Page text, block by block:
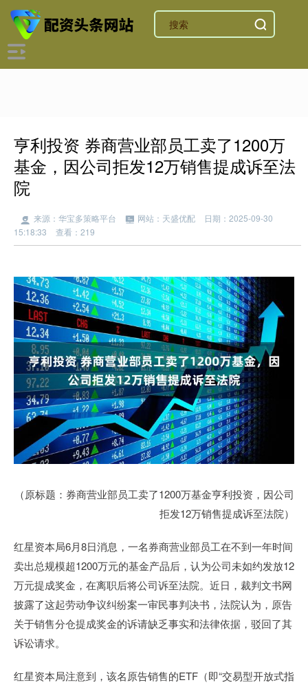
亨利投资 券商营业部员工卖了1200万
基金，因公司拒发12万销售提成诉至法
院
来源：华宝多策略平台 网站：天盛优配
日期：2025-09-30
15:18:33
查看：219
（原标题：券商营业部员工卖了1200万基金亨利投资，因公司
拒发12万销售提成诉至法院）
红星资本局6月8日消息，一名券商营业部员工在不到一年时间
卖出总规模超1200万元的基金产品后，认为公司未如约发放12
万元提成奖金，在离职后将公司诉至法院。近日，裁判文书网
披露了这起劳动争议纠纷案一审民事判决书，法院认为，原告
关于销售分仓提成奖金的诉请缺乏事实和法律依据，驳回了其
诉讼请求。
红星资本局注意到，该名原告销售的ETF（即“交易型开放式指